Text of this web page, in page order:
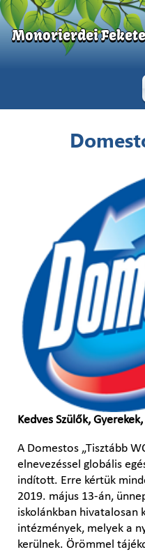
Monorierdei
Kedves Szülők,
A Domestos „Tisztább
elnevezéssel globális
indított. Erre kértük
2019. május 13-án,
iskolánkban hivatalosan
intézmények, melyek a
kerülnek. Örömmel